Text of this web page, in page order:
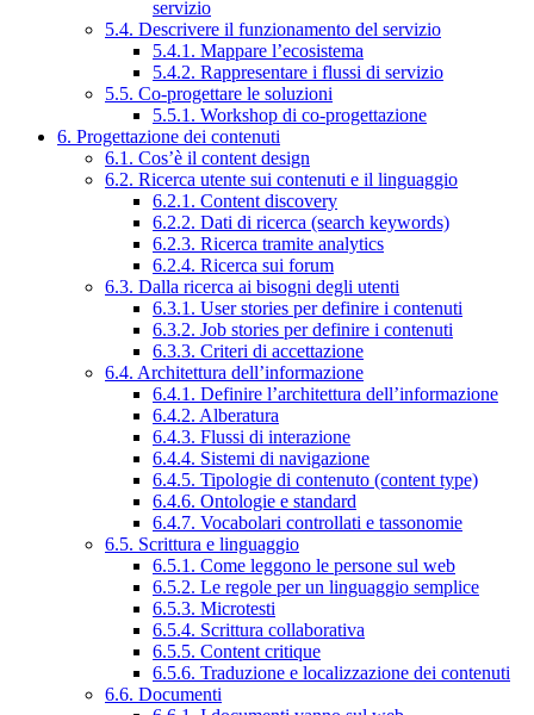
servizio
5.4. Descrivere il funzionamento del servizio
5.4.1. Mappare l’ecosistema
5.4.2. Rappresentare i flussi di servizio
5.5. Co-progettare le soluzioni
5.5.1. Workshop di co-progettazione
6. Progettazione dei contenuti
6.1. Cos’è il content design
6.2. Ricerca utente sui contenuti e il linguaggio
6.2.1. Content discovery
6.2.2. Dati di ricerca (search keywords)
6.2.3. Ricerca tramite analytics
6.2.4. Ricerca sui forum
6.3. Dalla ricerca ai bisogni degli utenti
6.3.1. User stories per definire i contenuti
6.3.2. Job stories per definire i contenuti
6.3.3. Criteri di accettazione
6.4. Architettura dell’informazione
6.4.1. Definire l’architettura dell’informazione
6.4.2. Alberatura
6.4.3. Flussi di interazione
6.4.4. Sistemi di navigazione
6.4.5. Tipologie di contenuto (content type)
6.4.6. Ontologie e standard
6.4.7. Vocabolari controllati e tassonomie
6.5. Scrittura e linguaggio
6.5.1. Come leggono le persone sul web
6.5.2. Le regole per un linguaggio semplice
6.5.3. Microtesti
6.5.4. Scrittura collaborativa
6.5.5. Content critique
6.5.6. Traduzione e localizzazione dei contenuti
6.6. Documenti